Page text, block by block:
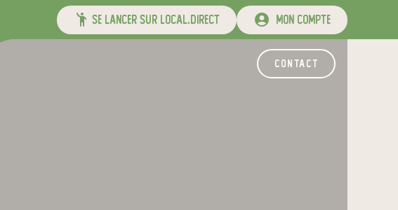
se lancer sur local.direct mon compte
contact